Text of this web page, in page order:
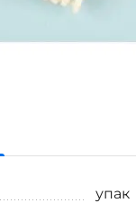
упак